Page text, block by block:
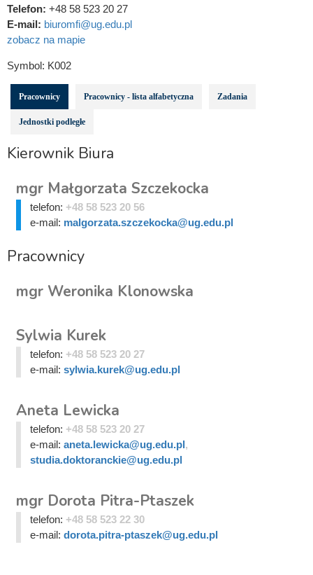
Telefon: +48 58 523 20 27
E-mail: biuromfi@ug.edu.pl
zobacz na mapie
Symbol: K002
Pracownicy Pracownicy - lista alfabetyczna Zadania
Jednostki podległe
Kierownik Biura
mgr Małgorzata Szczekocka
telefon: +48 58 523 20 56
e-mail: malgorzata.szczekocka@ug.edu.pl
Pracownicy
mgr Weronika Klonowska
Sylwia Kurek
telefon: +48 58 523 20 27
e-mail: sylwia.kurek@ug.edu.pl
Aneta Lewicka
telefon: +48 58 523 20 27
e-mail: aneta.lewicka@ug.edu.pl,
studia.doktoranckie@ug.edu.pl
mgr Dorota Pitra-Ptaszek
telefon: +48 58 523 22 30
e-mail: dorota.pitra-ptaszek@ug.edu.pl